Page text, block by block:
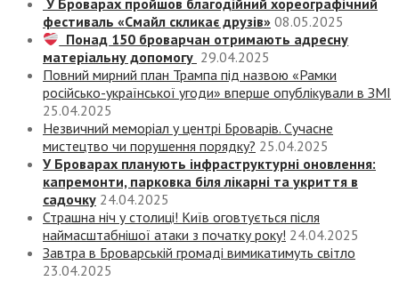
У Броварах пройшов благодійний хореографічний
фестиваль «Смайл скликає друзів» 08.05.2025
Понад 150 броварчан отримають адресну
матеріальну допомогу 29.04.2025
Повний мирний план Трампа під назвою «‎Рамки
російсько-української угоди» вперше опублікували в ЗМІ
25.04.2025
Незвичний меморіал у центрі Броварів. Сучасне
мистецтво чи порушення порядку? 25.04.2025
У Броварах планують інфраструктурні оновлення:
капремонти, парковка біля лікарні та укриття в
садочку 24.04.2025
Страшна ніч у столиці! Київ оговтується після
наймасштабнішої атаки з початку року! 24.04.2025
Завтра в Броварській громаді вимикатимуть світло
23.04.2025